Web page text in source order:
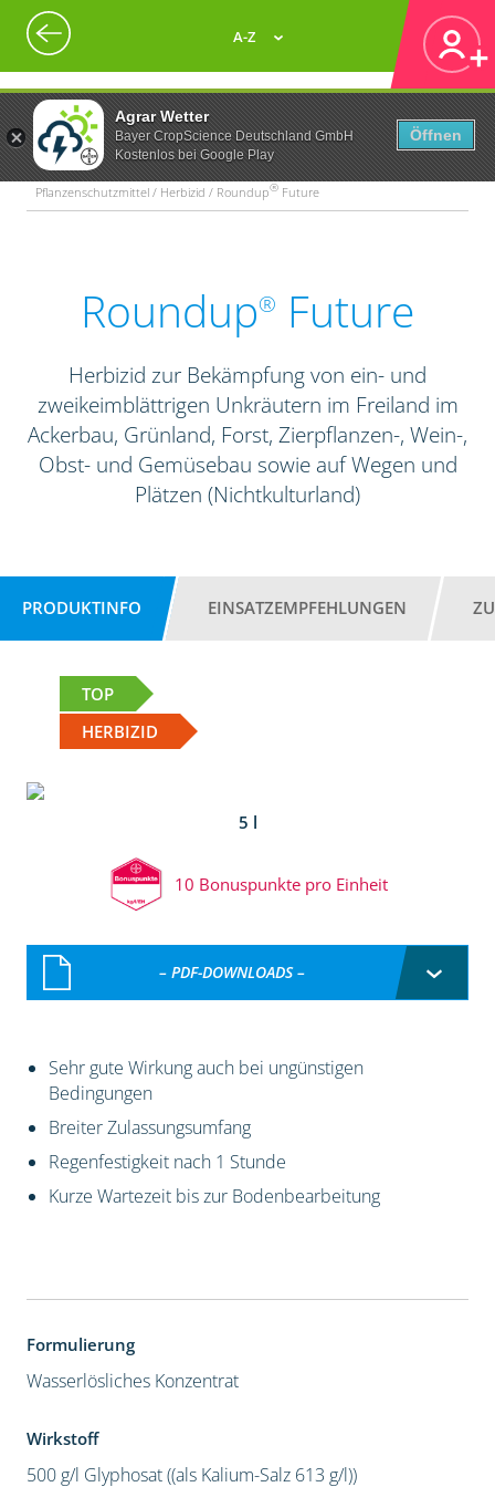
Agrar Wetter
Bayer CropScience Deutschland GmbH
Kostenlos bei Google Play
Öffnen
A-Z
Pflanzenschutzmittel / Herbizid / Roundup® Future
Roundup® Future
Herbizid zur Bekämpfung von ein- und
zweikeimblättrigen Unkräutern im Freiland im
Ackerbau, Grünland, Forst, Zierpflanzen-, Wein-,
Obst- und Gemüsebau sowie auf Wegen und
Plätzen (Nichtkulturland)
PRODUKTINFO EINSATZEMPFEHLUNGEN
TOP
HERBIZID
5 l
10 Bonuspunkte pro Einheit
– PDF-DOWNLOADS –
Sehr gute Wirkung auch bei ungünstigen
Bedingungen
Breiter Zulassungsumfang
Regenfestigkeit nach 1 Stunde
Kurze Wartezeit bis zur Bodenbearbeitung
Formulierung
Wasserlösliches Konzentrat
Wirkstoff
500 g/l Glyphosat ((als Kalium-Salz 613 g/l))